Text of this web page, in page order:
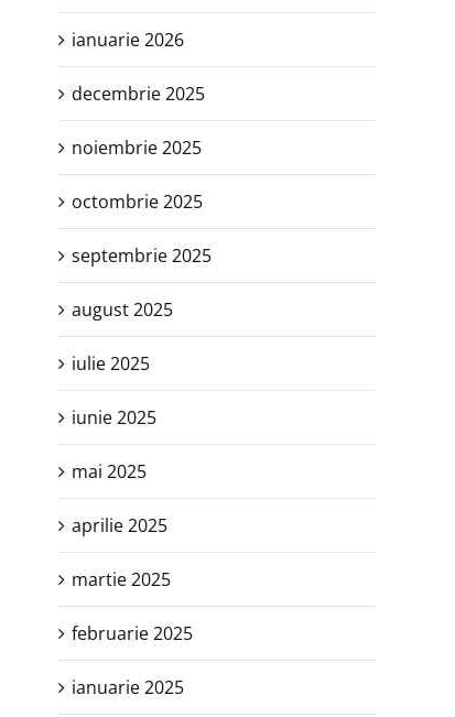
ianuarie 2026
decembrie 2025
noiembrie 2025
octombrie 2025
septembrie 2025
august 2025
iulie 2025
iunie 2025
mai 2025
aprilie 2025
martie 2025
februarie 2025
ianuarie 2025